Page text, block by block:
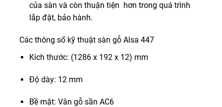
của sàn và còn thuận tiện hơn trong quá trình
lắp đặt, bảo hành.
Các thông số kỹ thuật sàn gỗ Alsa 447
Kích thước: (1286 x 192 x 12) mm
Độ dày: 12 mm
Bề mặt: Vân gỗ sần AC6